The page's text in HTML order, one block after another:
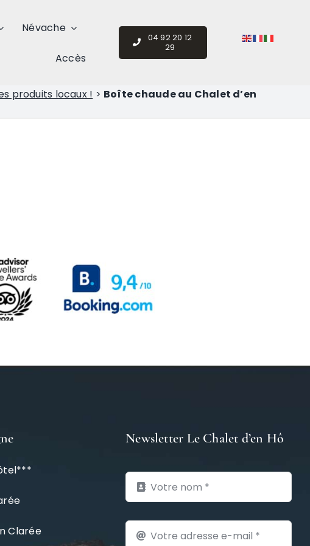
Névache
Accès
04 92 20 12
29
produits locaux ! > Boîte chaude au Chalet d’en
Clarée
Newsletter Le Chalet d’en Hô